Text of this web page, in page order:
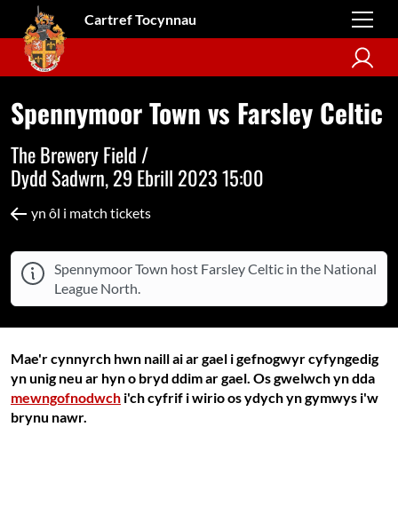
Cartref Tocynnau
Spennymoor Town vs Farsley Celtic
The Brewery Field /
Dydd Sadwrn, 29 Ebrill 2023 15:00
yn ôl i match tickets
Spennymoor Town host Farsley Celtic in the National
League North.
Mae'r cynnyrch hwn naill ai ar gael i gefnogwyr cyfyngedig
yn unig neu ar hyn o bryd ddim ar gael. Os gwelwch yn dda
mewngofnodwch i'ch cyfrif i wirio os ydych yn gymwys i'w
brynu nawr.